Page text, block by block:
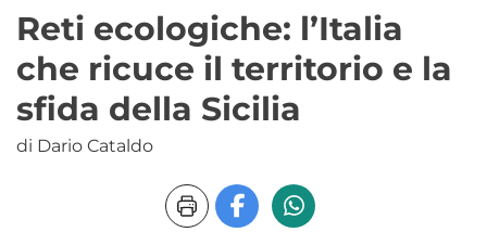
OSSERVATORIO
EVENTI
Reti ecologiche: l’Italia
che ricuce il territorio e la
sfida della Sicilia
di Dario Cataldo